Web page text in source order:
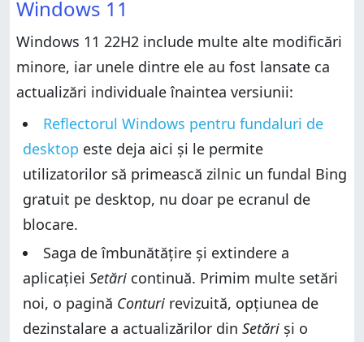
Windows 11
Windows 11 22H2 include multe alte modificări
minore, iar unele dintre ele au fost lansate ca
actualizări individuale înaintea versiunii:
Reflectorul Windows pentru fundaluri de
desktop este deja aici și le permite
utilizatorilor să primească zilnic un fundal Bing
gratuit pe desktop, nu doar pe ecranul de
blocare.
Saga de îmbunătățire și extindere a
aplicației Setări continuă. Primim multe setări
noi, o pagină Conturi revizuită, opțiunea de
dezinstalare a actualizărilor din Setări și o